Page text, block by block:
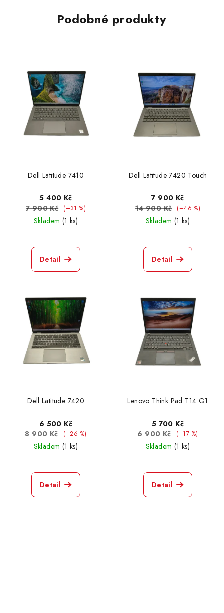
Podobné produkty
Dell Latitude 7410
5 400 Kč
7 900 Kč
(–31 %)
Skladem (1 ks)
Detail
Dell Latitude 7420 Touch
7 900 Kč
14 900 Kč (–46 %)
Skladem (1 ks)
Detail
Dell Latitude 7420
6 500 Kč
8 900 Kč
(–26 %)
Skladem (1 ks)
Detail
Lenovo Think Pad T14 G1
5 700 Kč
6 900 Kč
(–17 %)
Skladem (1 ks)
Detail